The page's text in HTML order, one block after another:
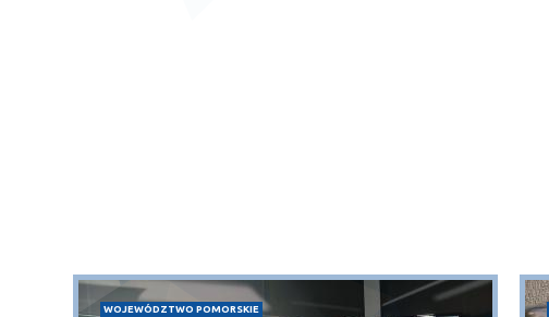
WOJEWÓDZTWO POMORSKIE